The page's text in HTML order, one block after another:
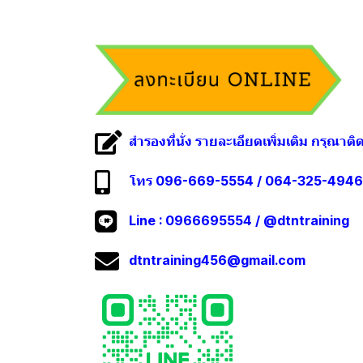
สำรองที่นั่ง รายละเอียดเพิ่มเติม กรุณาติ
โทร 096-669-5554 / 064-325-4946
Line : 0966695554 / @dtntraining
dtntraining456@gmail.com